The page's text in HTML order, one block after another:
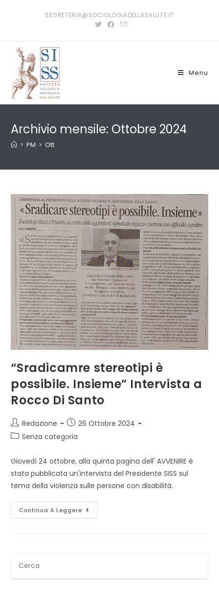
SEGRETERIA@SOCIOLOGIADELLASALUTE.IT
Menu
Archivio mensile: Ottobre 2024
> PM > Ott
“Sradicamre stereotipi è
possibile. Insieme” Intervista a
Rocco Di Santo
Autore
dell'articolo:
Redazione
Articolo
pubblicato:
26 Ottobre 2024
Categoria
Senza categoria
Giovedì 24 ottobre, alla quinta pagina dell' AVVENIRE è
stata pubblicata un'intervista del Presidente SISS sul
tema della violenza sulle persone con disabilità.
Continua A Leggere “Sradicamre
Stereotipi
nel